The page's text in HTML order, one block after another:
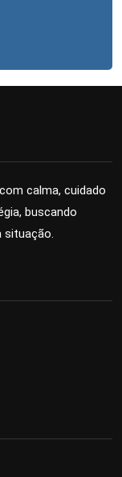
calma, cuidado
buscando
situação.